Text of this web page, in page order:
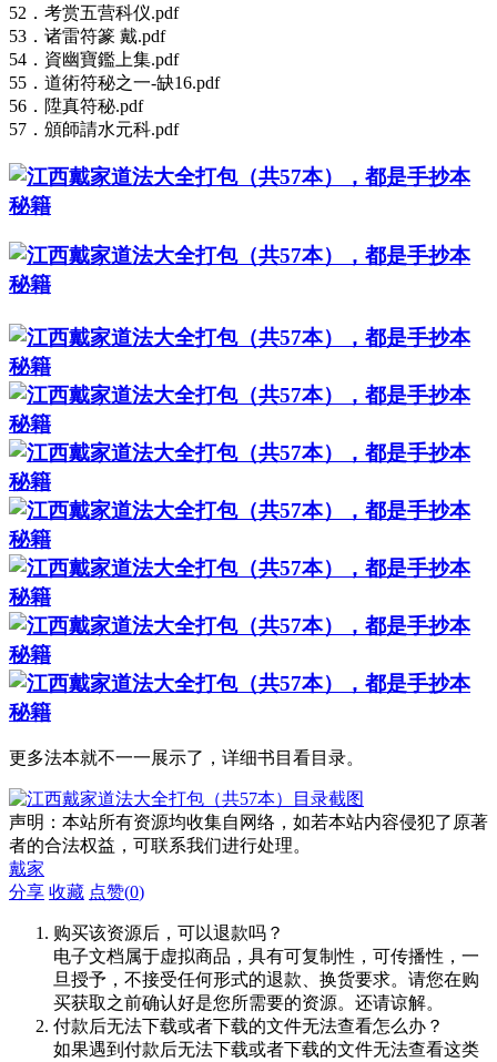
52．考赏五营科仪.pdf
53．诸雷符篆 戴.pdf
54．資幽寶鑑上集.pdf
55．道術符秘之一-缺16.pdf
56．陞真符秘.pdf
57．頒師請水元科.pdf
更多法本就不一一展示了，详细书目看目录。
声明：本站所有资源均收集自网络，如若本站内容侵犯了原著
者的合法权益，可联系我们进行处理。
戴家
分享 收藏 点赞(0)
购买该资源后，可以退款吗？
电子文档属于虚拟商品，具有可复制性，可传播性，一
旦授予，不接受任何形式的退款、换货要求。请您在购
买获取之前确认好是您所需要的资源。还请谅解。
付款后无法下载或者下载的文件无法查看怎么办？
如果遇到付款后无法下载或者下载的文件无法查看这类